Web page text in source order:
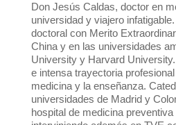
Don Jesús Caldas, doctor en
universidad y viajero
doctoral con Merito
China y en las universidades
University y Harvard
e intensa trayectoria
medicina y la enseñanza.
universidades de Madrid y
hospital de medicina preventiva